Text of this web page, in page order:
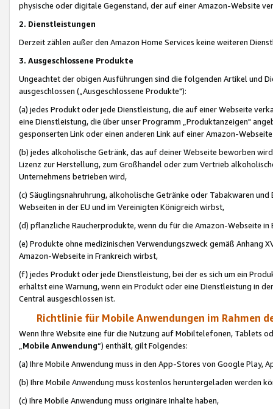
physische oder digitale Gegenstand, der auf einer Amazon-Website
2. Dienstleistungen
Derzeit zählen außer den Amazon Home Services keine weiteren
3. Ausgeschlossene Produkte
Ungeachtet der obigen Ausführungen sind die folgenden Artikel und
ausgeschlossen („Ausgeschlossene Produkte"):
(a) jedes Produkt oder jede Dienstleistung, die auf einer Webseite
eine Dienstleistung, die über unser Programm „Produktanzeigen"
gesponserten Link oder einen anderen Link auf einer Amazon-
(b) jedes alkoholische Getränk, das auf deiner Webseite beworben
Lizenz zur Herstellung, zum Großhandel oder zum Vertrieb
Unternehmens betrieben wird,
(c) Säuglingsnahruhrung, alkoholische Getränke oder Tabakwaren
Webseiten in der EU und im Vereinigten Königreich wirbst,
(d) pflanzliche Raucherprodukte, wenn du für die Amazon-Webseite in
(e) Produkte ohne medizinischen Verwendungszweck gemäß Anhang
Amazon-Webseite in Frankreich wirbst,
(f) jedes Produkt oder jede Dienstleistung, bei der es sich um ein
erhältst eine Warnung, wenn ein Produkt oder eine Dienstleistung in
Central ausgeschlossen ist.
Richtlinie für Mobile Anwendungen im Rahmen
Wenn Ihre Website eine für die Nutzung auf Mobiltelefonen, Tablets
„Mobile Anwendung“) enthält, gilt Folgendes:
(a) Ihre Mobile Anwendung muss in den App-Stores von Google Play,
(b) Ihre Mobile Anwendung muss kostenlos heruntergeladen werden
(c) Ihre Mobile Anwendung muss originäre Inhalte haben,